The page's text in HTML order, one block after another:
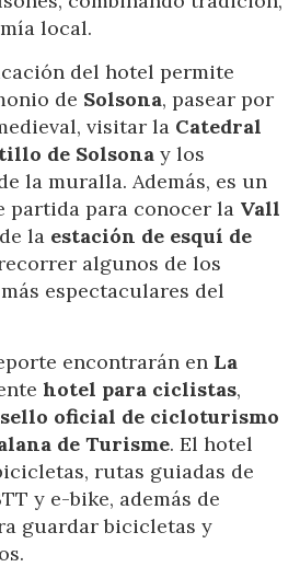
local.
del hotel permite
de Solsona, pasear por
visitar la Catedral
de Solsona y los
la muralla. Además, es un
partida para conocer la Vall
la estación de esquí de
algunos de los
espectaculares del
encontrarán en La
hotel para ciclistas,
sello oficial de cicloturismo
de Turisme. El hotel
rutas guiadas de
y e-bike, además de
guardar bicicletas y
propias para recopilar
de mejorar nuestros servicios.
supone la aceptación de la
El usuario tiene la posibilidad
pudiendo, si así lo desea,
en su disco duro, aunque
que dicha acción podrá ocasionar
de la página web.